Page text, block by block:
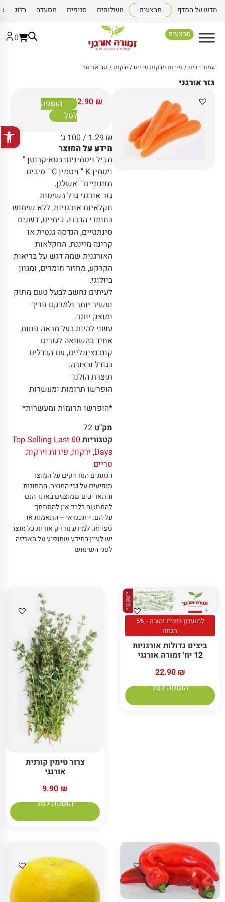
פתח
חדש על המדף מבצעים משלוחים סניפים מסעדה בלוג
מבצעים 0
עמוד הבית/ פירות וירקות טריים / ירקות/ גזר אורגני
גזר אורגני
12.90 ₪
הוספה
לסל
1.29 ₪
/ 100 ג׳
מידע על המוצר
מכיל ויטמינים: בטא-קרוטן "
ויטמין K " ויטמין C " סיבים
תזונתיים " אשלגן.
גזר אורגני גדל בשיטות
חקלאיות אורגניות, ללא שימוש
בחומרי הדברה כימיים, דשנים
סינתטיים, הנדסה גנטית או
קרינה מייננת. החקלאות
האורגנית שמה דגש על בריאות
הקרקע, מחזור חומרים, ומגוון
ביולוגי.
לעיתים נחשב לבעל טעם מתוק
ועשיר יותר ולמרקם פריך
ומוצק יותר.
עשוי להיות בעל מראה פחות
אחיד בהשוואה לגזרים
קונבנציונליים, עם הבדלים
בגודל ובצורה.
תוצרת הולנד
הופרשו תרומות ומעשרות
*הופרשו תרומות ומעשרות*
מק"ט 72
קטגוריות Top Selling Last 60
Days
, ירקות, פירות וירקות
טריים
הנתונים המדויקים על המוצר
מופיעים על גבי המוצר.התמונות
והתאריכים שמוצגים באתר הנם
להמחשה בלבד אין להסתמך
עליהם.ייתכנו אי – התאמות או
טעויות.למידע מדויק אודות כל מוצר
יש לעיין במידע שמופיע על האריזה
לפני השימוש
למועדון ביצים זמורה - 5%
הנחה
ביצים גדולות אורגניות
12 יח' זמורה אורגני
22.90 ₪
הוספה לסל
צרור טימין קורנית
אורגני
9.90 ₪
הוספה לסל